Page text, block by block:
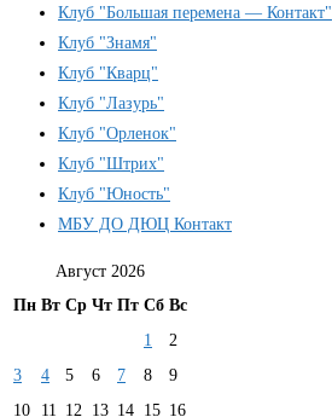
Клуб "Большая перемена — Контакт"
Клуб "Знамя"
Клуб "Кварц"
Клуб "Лазурь"
Клуб "Орленок"
Клуб "Штрих"
Клуб "Юность"
МБУ ДО ДЮЦ Контакт
Август 2026
Пн Вт Ср Чт Пт Сб Вс
1
2
3
4 5 6 7 8
9
10
11 12 13 14 15 16